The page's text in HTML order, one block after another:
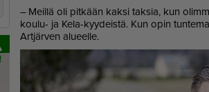
– Meil­lä oli pit­kään kak­si tak­sia, kun
kou­lu- ja Kela-kyy­deis­tä. Kun opin
Art­jär­ven alu­eel­le.